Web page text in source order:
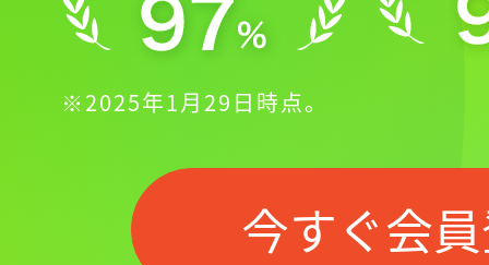
※2025年1月29日時点。
今すぐ会